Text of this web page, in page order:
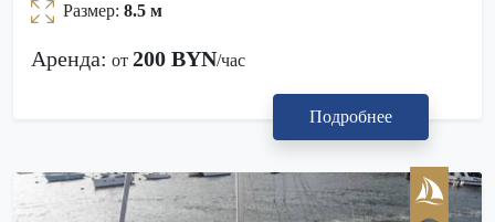
Размер: 8.5 м
Аренда: от 200 BYN/час
Подробнее